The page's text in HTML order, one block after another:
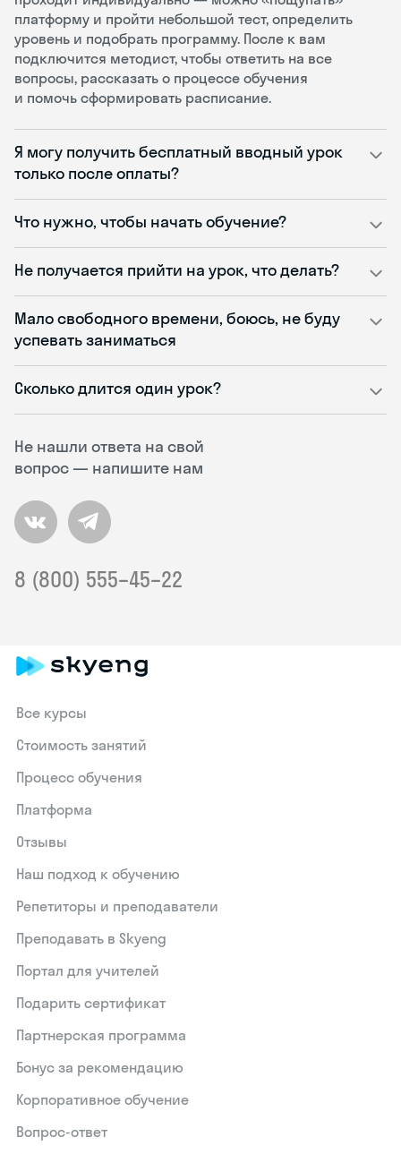
Не нашли ответа на свой
вопрос — напишите нам
8 (800) 555–45–22
платформу и пройти небольшой тест, определить
уровень и подобрать программу. После к вам
подключится методист, чтобы ответить на все
вопросы, рассказать о процессе обучения
и помочь сформировать расписание.
Я могу получить бесплатный вводный урок
только после оплаты?
Что нужно, чтобы начать обучение?
Не получается прийти на урок, что делать?
Мало свободного времени, боюсь, не буду
успевать заниматься
Сколько длится один урок?
Все курсы
Стоимость занятий
Процесс обучения
Платформа
Отзывы
Наш подход к обучению
Репетиторы и преподаватели
Преподавать в Skyeng
Портал для учителей
Подарить сертификат
Партнерская программа
Бонус за рекомендацию
Корпоративное обучение
Вопрос-ответ